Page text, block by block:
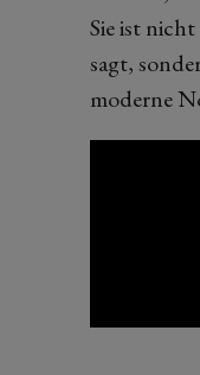
Sie ist
sagt,
moderne